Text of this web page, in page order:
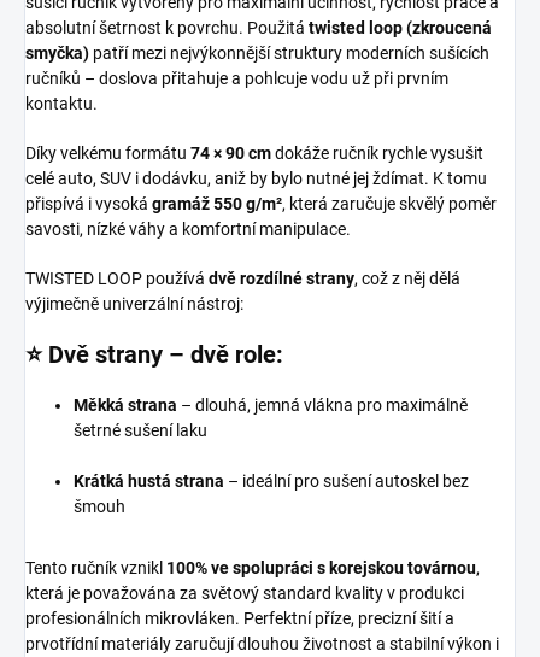
absolutní šetrnost k povrchu. Použitá twisted loop (zkroucená
smyčka) patří mezi nejvýkonnější struktury moderních sušících
ručníků – doslova přitahuje a pohlcuje vodu už při prvním
kontaktu.
Díky velkému formátu 74 × 90 cmdokáže ručník rychle vysušit
celé auto, SUV i dodávku, aniž by bylo nutné jej ždímat. K tomu
přispívá i vysoká gramáž 550 g/m², která zaručuje skvělý poměr
savosti, nízké váhy a komfortní manipulace.
TWISTED LOOP používá dvě rozdílné strany, což z něj dělá
výjimečně univerzální nástroj:
⭐ Dvě strany – dvě role:
Měkká strana – dlouhá, jemná vlákna pro maximálně
šetrné sušení laku
Krátká hustá strana – ideální pro sušení autoskel bez
šmouh
Tento ručník vznikl 100% ve spolupráci s korejskou továrnou,
která je považována za světový standard kvality v produkci
profesionálních mikrovláken. Perfektní příze, precizní šití a
prvotřídní materiály zaručují dlouhou životnost a stabilní výkon i